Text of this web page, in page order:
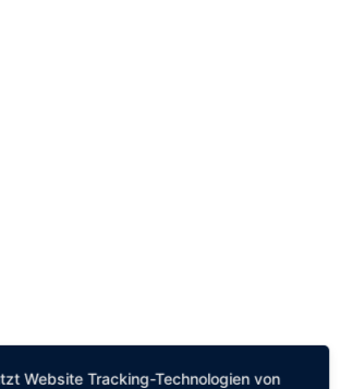
Website Tracking-Technologien von